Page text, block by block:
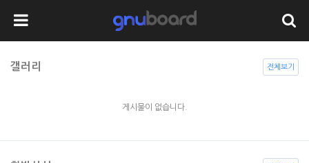
갤러리
게시물이 없습니다.
전체보기